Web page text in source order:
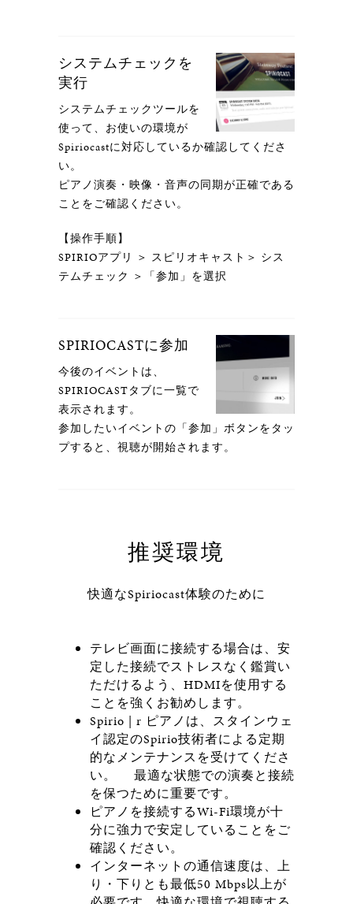
システムチェックを
実行
システムチェックツールを
使って、お使いの環境が
Spiriocastに対応しているか確認してくださ
い。
ピアノ演奏・映像・音声の同期が正確である
ことをご確認ください。
【操作手順】
SPIRIOアプリ ＞ スピリオキャスト＞ シス
テムチェック ＞「参加」を選択
SPIRIOCASTに参加
今後のイベントは、
SPIRIOCASTタブに一覧で
表示されます。
参加したいイベントの「参加」ボタンをタッ
プすると、視聴が開始されます。
推奨環境
快適なSpiriocast体験のために
テレビ画面に接続する場合は、安
定した接続でストレスなく鑑賞い
ただけるよう、HDMIを使用する
ことを強くお勧めします。
Spirio | r ピアノは、スタインウェ
イ認定のSpirio技術者による定期
的なメンテナンスを受けてくださ
い。 最適な状態での演奏と接続
を保つために重要です。
ピアノを接続するWi-Fi環境が十
分に強力で安定していることをご
確認ください。
インターネットの通信速度は、上
り・下りとも最低50 Mbps以上が